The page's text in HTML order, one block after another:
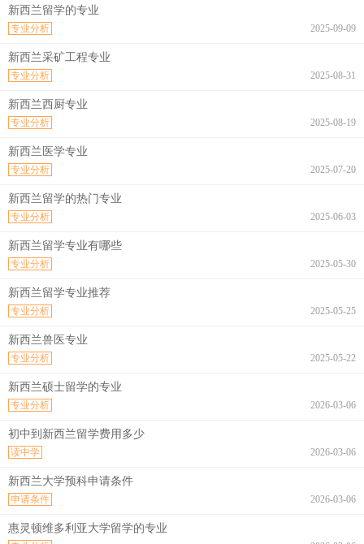
新西兰留学的专业
2025-09-09
专业分析
新西兰采矿工程专业
2025-08-31
专业分析
新西兰西厨专业
2025-08-19
专业分析
新西兰医学专业
2025-07-20
专业分析
新西兰留学的热门专业
2025-06-03
专业分析
新西兰留学专业有哪些
2025-05-30
专业分析
新西兰留学专业推荐
2025-05-25
专业分析
新西兰兽医专业
2025-05-22
专业分析
新西兰硕士留学的专业
2026-03-06
专业分析
初中到新西兰留学费用多少
2026-03-06
读中学
新西兰大学预科申请条件
2026-03-06
申请条件
惠灵顿维多利亚大学留学的专业